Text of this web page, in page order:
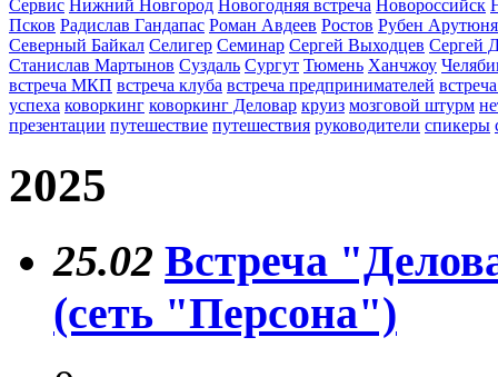
Сервис Нижний Новгород Новогодняя встреча Новороссийск
Псков Радислав Гандапас Роман Авдеев Ростов Рубен
Северный Байкал Селигер Семинар Сергей Выходцев Сергей
Станислав Мартынов Суздаль Сургут Тюмень Ханчжоу
встреча МКП встреча клуба встреча предпринимателей
успеха коворкинг коворкинг Деловар круиз мозговой штурм
презентации путешествие путешествия руководители спикеры
2025
25.02 Встреча
(сеть "Персона")